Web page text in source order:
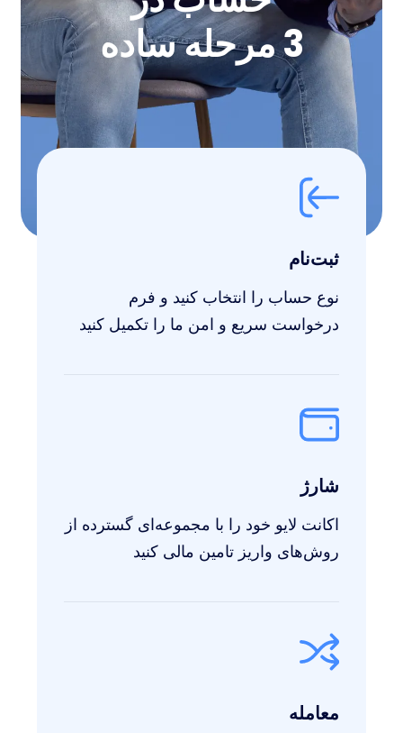
3 مرحله ساده
ثبت‌نام
نوع حساب را انتخاب کنید و فرم
درخواست سریع و امن ما را تکمیل کنید
شارژ
اکانت لایو خود را با مجموعه‌ای گسترده از
روش‌های واریز تامین مالی کنید
معامله